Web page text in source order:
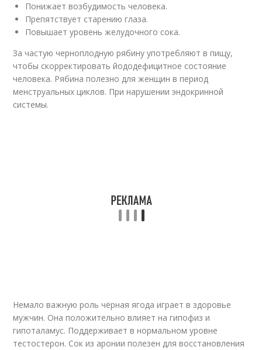
Понижает возбудимость человека.
Препятствует старению глаза.
Повышает уровень желудочного сока.
За частую черноплодную рябину употребляют в пищу,
чтобы скорректировать йододефицитное состояние
человека. Рябина полезно для женщин в период
менструальных циклов. При нарушении эндокринной
системы.
Немало важную роль чёрная ягода играет в здоровье
мужчин. Она положительно влияет на гипофиз и
гипоталамус. Поддерживает в нормальном уровне
тестостерон. Сок из аронии полезен для восстановления